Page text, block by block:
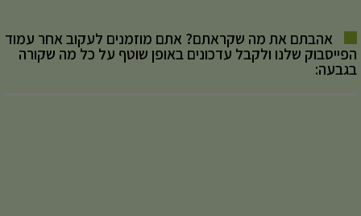
אהבתם את מה שקראתם? אתם מוזמנים לעקוב אחר עמוד
הפייסבוק שלנו ולקבל עדכונים באופן שוטף על כל מה שקורה
בגבעה: